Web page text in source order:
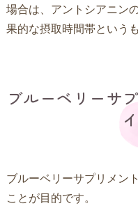
場合は、アントシアニン
果的な摂取時間帯という
ブルーベリーサ
ブルーベリーサプリメン
ことが目的です。